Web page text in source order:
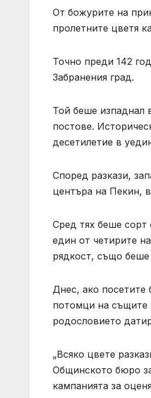
От божурите на
пролетните цветя
Точно преди 142
Забранения град.
Той беше изпаднал
постове.
десетилетие в
Според разкази,
центъра на Пекин,
Сред тях беше сорт
един от четирите
рядкост, също беше
Днес, ако посетите
потомци на същите
родословието
„Всяко цвете
Общинското бюро
кампанията за